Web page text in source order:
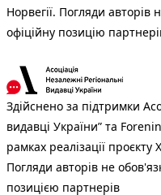
Норвегії. Погляди авторів
офіційну позицію
Здійснено за підтримки
видавці України” та
рамках реалізації
Погляди авторів не
позицією партнерів